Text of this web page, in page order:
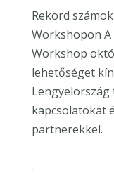
Rekord
Workshopon
Workshop
lehetőséget
kapcsolatokat
partnerekkel.